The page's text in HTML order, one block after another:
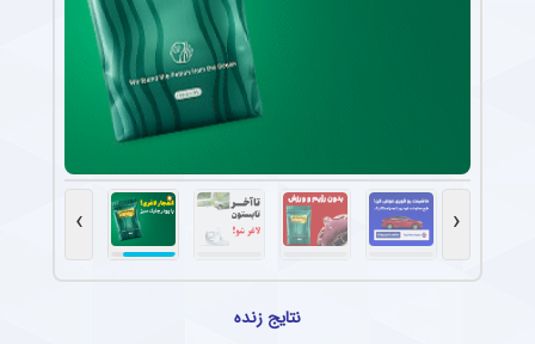
‹
›
نتایج زنده